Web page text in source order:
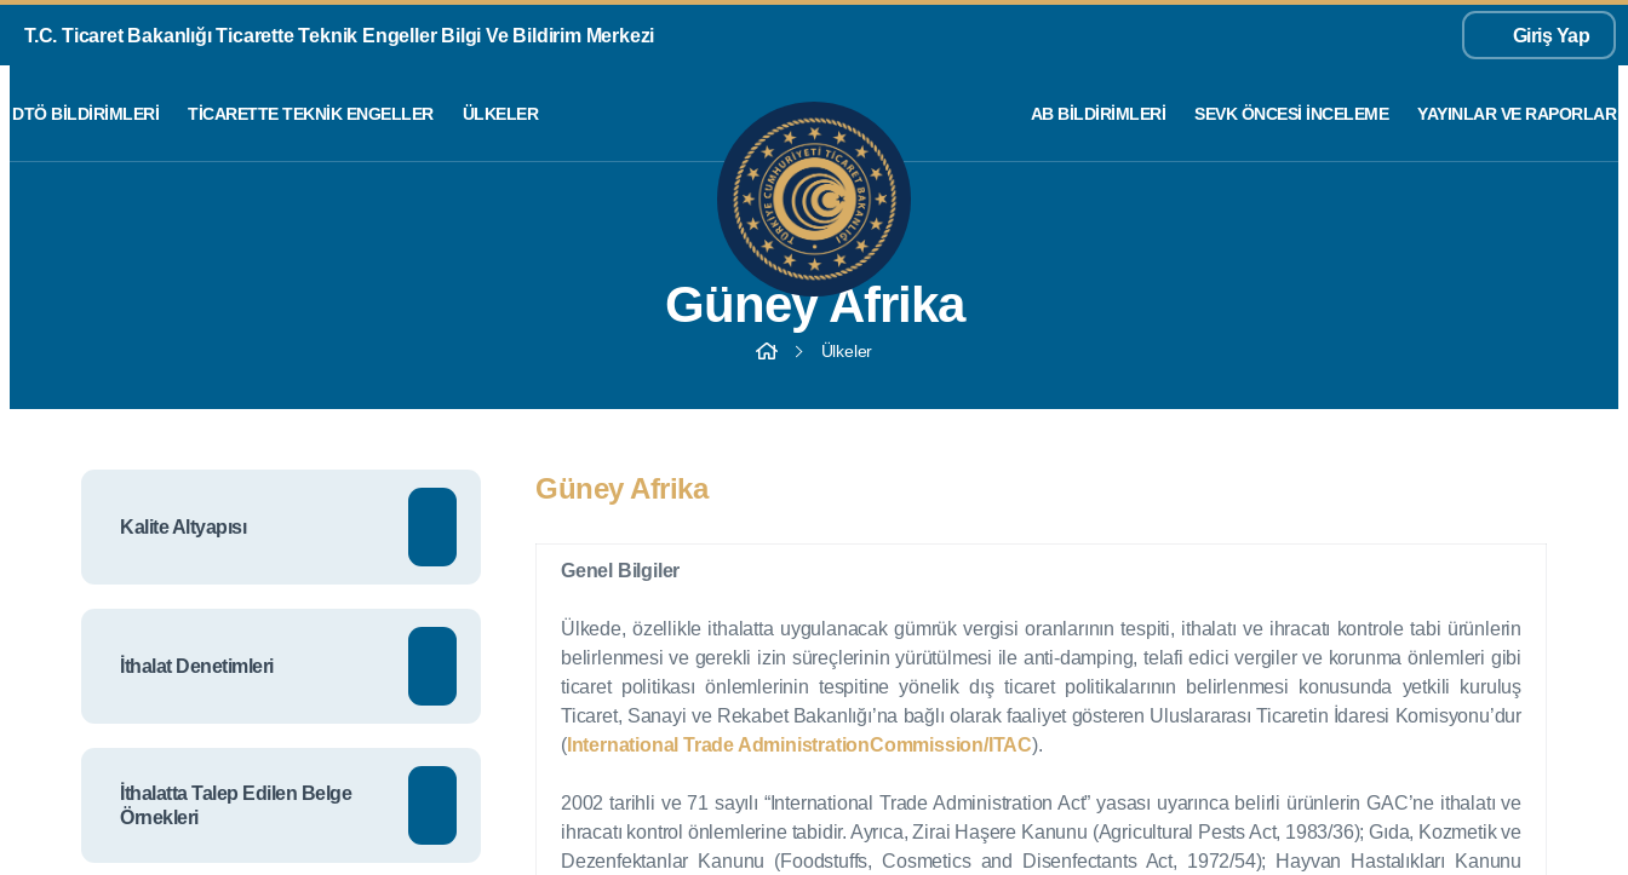
T.C. Ticaret Bakanlığı Ticarette Teknik Engeller Bilgi Ve Bildirim Merkezi Giriş Yap
DTÖ BILDIRIMLERI TICARETTE TEKNIK ENGELLER ÜLKELER AB BILDIRIMLERI SEVK ÖNCESI İNCELEME YAYINLAR VE RAPORLAR
Güney Afrika
Ülkeler
Kalite Altyapısı
İthalat Denetimleri
İthalatta Talep Edilen Belge
Örnekleri
Güney Afrika
Genel Bilgiler
Ülkede, özellikle ithalatta uygulanacak gümrük vergisi oranlarının tespiti, ithalatı ve ihracatı kontrole tabi ürünlerin
belirlenmesi ve gerekli izin süreçlerinin yürütülmesi ile anti-damping, telafi edici vergiler ve korunma önlemleri gibi
ticaret politikası önlemlerinin tespitine yönelik dış ticaret politikalarının belirlenmesi konusunda yetkili kuruluş
Ticaret, Sanayi ve Rekabet Bakanlığı’na bağlı olarak faaliyet gösteren Uluslararası Ticaretin İdaresi Komisyonu’dur
(International Trade AdministrationCommission/ITAC).
2002 tarihli ve 71 sayılı “International Trade Administration Act” yasası uyarınca belirli ürünlerin GAC’ne ithalatı ve
ihracatı kontrol önlemlerine tabidir. Ayrıca, Zirai Haşere Kanunu (Agricultural Pests Act, 1983/36); Gıda, Kozmetik ve
Dezenfektanlar Kanunu (Foodstuffs, Cosmetics and Disenfectants Act, 1972/54); Hayvan Hastalıkları Kanunu